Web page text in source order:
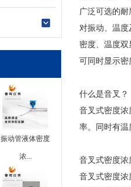
振动管液体密度
浓...
广泛可选的
对振动、温
密度、温度
可同时显示
什么是音叉？
音叉式密度
率。同时有
音叉式密度
音叉式密度